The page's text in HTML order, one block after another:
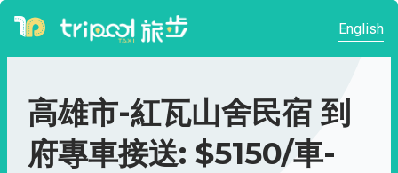
English
高雄市-紅瓦山舍民宿 到
府專車接送: $5150/車-